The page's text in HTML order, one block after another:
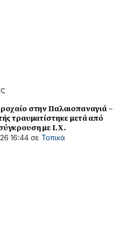
στην Παλαιοπαναγιά –
τραυματίστηκε μετά από
με Ι.Χ.
16:44 σε Τοπικά